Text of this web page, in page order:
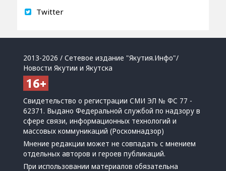
Twitter
2013-2026 / Сетевое издание "Якутия.Инфо"/
Новости Якутии и Якутска
Свидетельство о регистрации СМИ ЭЛ № ФС 77 -
62371. Выдано Федеральной службой по надзору в
сфере связи, информационных технологий и
массовых коммуникаций (Роскомнадзор)
Мнение редакции может не совпадать с мнением
отдельных авторов и героев публикаций.
При использовании материалов обязательна